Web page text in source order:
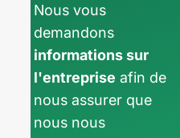
Nous vous
demandons
informations sur
l'entreprise afin de
nous assurer que
nous nous